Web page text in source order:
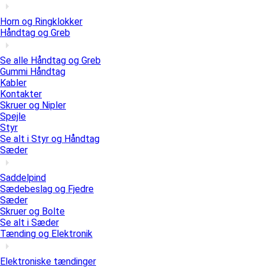
Horn og Ringklokker
Håndtag og Greb
Se alle Håndtag og Greb
Gummi Håndtag
Kabler
Kontakter
Skruer og Nipler
Spejle
Styr
Se alt i Styr og Håndtag
Sæder
Saddelpind
Sædebeslag og Fjedre
Sæder
Skruer og Bolte
Se alt i Sæder
Tænding og Elektronik
Elektroniske tændinger